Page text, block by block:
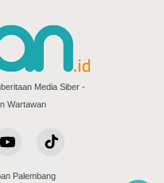
Media Siber
Wartawan
Palembang